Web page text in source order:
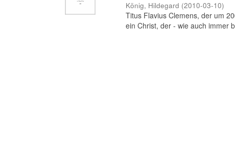
König, Hildegard (2010-03-10)
Titus Flavius Clemens, der um
ein Christ, der - wie auch immer